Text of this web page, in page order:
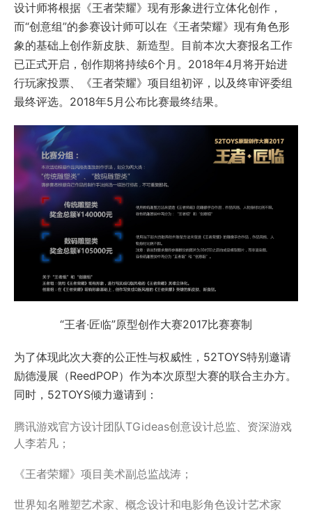
设计师将根据《王者荣耀》现有形象进行立体化创作，
而“创意组”的参赛设计师可以在《王者荣耀》现有角色形
象的基础上创作新皮肤、新造型。目前本次大赛报名工作
已正式开启，创作期将持续6个月。2018年4月将开始进
行玩家投票、《王者荣耀》项目组初评，以及终审评委组
最终评选。2018年5月公布比赛最终结果。
“王者·匠临”原型创作大赛2017比赛赛制
为了体现此次大赛的公正性与权威性，52TOYS特别邀请
励德漫展（ReedPOP）作为本次原型大赛的联合主办方。
同时，52TOYS倾力邀请到：
腾讯游戏官方设计团队TGideas创意设计总监、资深游戏
人李若凡；
《王者荣耀》项目美术副总监战涛；
世界知名雕塑艺术家、概念设计和电影角色设计艺术家